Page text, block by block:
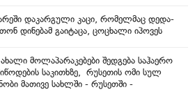
დაკარგული კაცი, რომელმაც დედა-
დინებამ გაიტაცა, ცოცხალი იპოვეს
მოლაპარაკებები შედგება საჰაერო
საკითხზე, რუსეთის ომი სულ
მათივე სახლში - რუსეთში -